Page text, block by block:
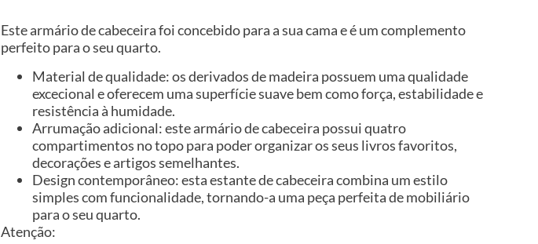
Este armário de cabeceira foi concebido para a sua cama e é um complemento
perfeito para o seu quarto.
Material de qualidade: os derivados de madeira possuem uma qualidade
excecional e oferecem uma superfície suave bem como força, estabilidade e
resistência à humidade.
Arrumação adicional: este armário de cabeceira possui quatro
compartimentos no topo para poder organizar os seus livros favoritos,
decorações e artigos semelhantes.
Design contemporâneo: esta estante de cabeceira combina um estilo
simples com funcionalidade, tornando-a uma peça perfeita de mobiliário
para o seu quarto.
Atenção: